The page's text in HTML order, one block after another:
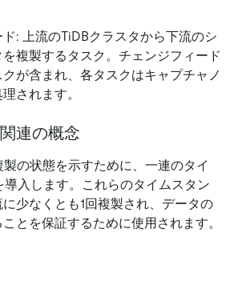
: 上流のTiDBクラスタから下流のシ
複製するタスク。チェンジフィード
が含まれ、各タスクはキャプチャノ
されます。
連の概念
の状態を示すために、一連のタイ
導入します。これらのタイムスタン
少なくとも1回複製され、データの
とを保証するために使用されます。